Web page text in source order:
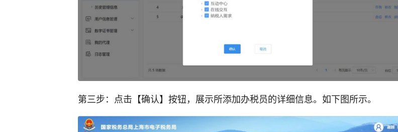
第三步：点击【确认】按钮，展示所添加办税员的详细信息。如下图所示。